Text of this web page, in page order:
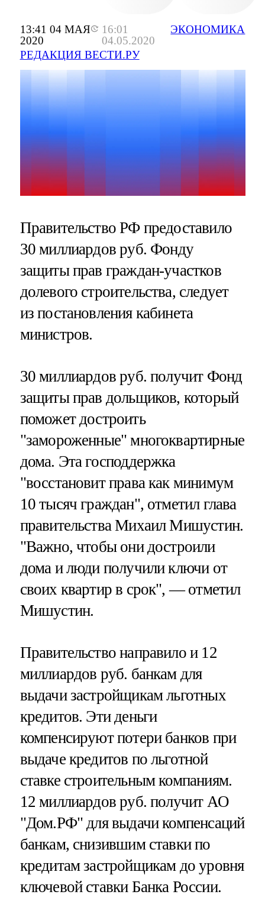
13:41 04 МАЯ
2020
16:01
04.05.2020
РЕДАКЦИЯ ВЕСТИ.РУ
ЭКОНОМИКА
Правительство РФ предоставило
30 миллиардов руб. Фонду
защиты прав граждан-участков
долевого строительства, следует
из постановления кабинета
министров.
30 миллиардов руб. получит Фонд
защиты прав дольщиков, который
поможет достроить
"замороженные" многоквартирные
дома. Эта господдержка
"восстановит права как минимум
10 тысяч граждан", отметил глава
правительства Михаил Мишустин.
"Важно, чтобы они достроили
дома и люди получили ключи от
своих квартир в срок", — отметил
Мишустин.
Правительство направило и 12
миллиардов руб. банкам для
выдачи застройщикам льготных
кредитов. Эти деньги
компенсируют потери банков при
выдаче кредитов по льготной
ставке строительным компаниям.
12 миллиардов руб. получит АО
"Дом.РФ" для выдачи компенсаций
банкам, снизившим ставки по
кредитам застройщикам до уровня
ключевой ставки Банка России.